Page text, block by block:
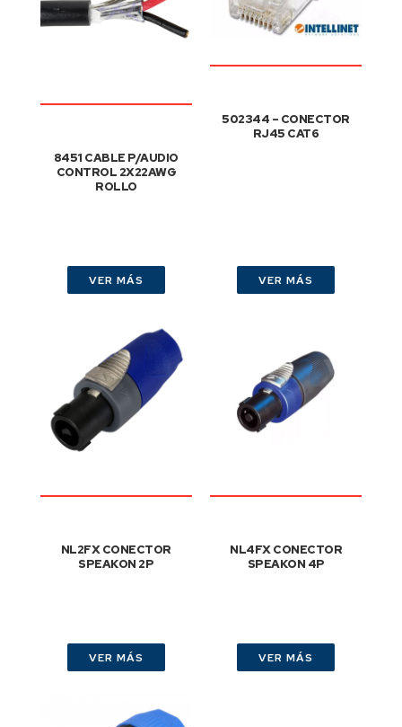
8451 CABLE P/AUDIO
CONTROL 2X22AWG
ROLLO
VER MÁS
502344 – CONECTOR
RJ45 CAT6
VER MÁS
NL2FX CONECTOR
SPEAKON 2P
VER MÁS
NL4FX CONECTOR
SPEAKON 4P
VER MÁS